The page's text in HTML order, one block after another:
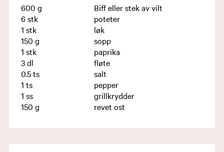
600 g
Biff eller stek av vilt
6stk
poteter
1 stk
løk
150 g
sopp
1 stk
paprika
3dl
fløte
0.5ts
salt
1 ts
pepper
1 ss
grillkrydder
150 g revet ost